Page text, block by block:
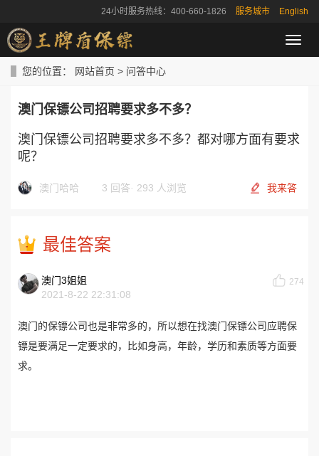
24小时服务热线：400-660-1826 服务城市 English
导
航
您的位置： 网站首页 > 问答中心
澳门保镖公司招聘要求多不多？
澳门保镖公司招聘要求多不多？都对哪方面有要求
呢？
澳门哈哈 3 回答· 293 人浏览 我来答
最佳答案
澳门3姐姐
2021-8-22 22:31:08
274
澳门的保镖公司也是非常多的，所以想在找澳门保镖公司应聘保
镖是要满足一定要求的，比如身高，年龄，学历和素质等方面要
求。